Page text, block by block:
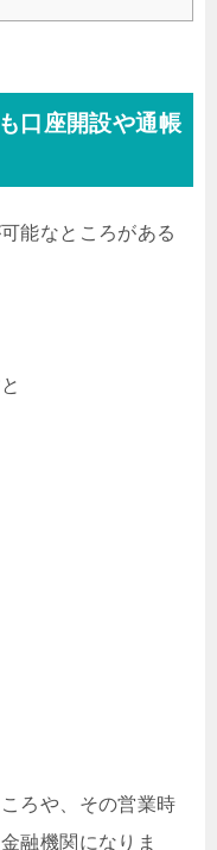
口座開設や通帳
能なところがある
ろや、その営業時
融機関になりま